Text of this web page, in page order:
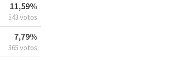
11,59%
543 votos
7,79%
365 votos